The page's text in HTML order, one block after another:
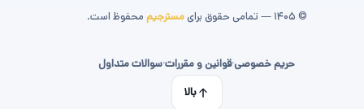
© ۱۴۰۵ — تمامی حقوق برای مسترجیم محفوظ است.
حریم خصوصی·قوانین و مقررات·سوالات متداول
بالا